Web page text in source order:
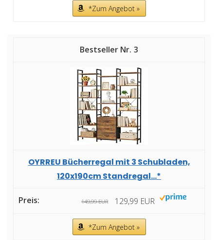
*Zum Angebot »
3
OYRREU Bücherregal mit 3 Schubladen,
120x190cm Standregal...*
149,99 EUR 129,99 EUR
*Zum Angebot »